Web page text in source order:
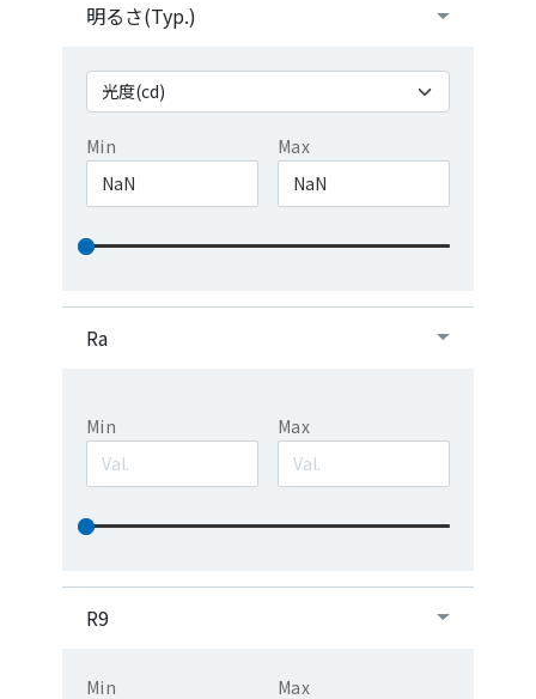
明るさ(Typ.)
Min Max
Ra
Min Max
R9
Min Max